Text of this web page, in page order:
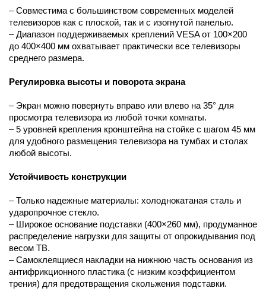
– Совместима с большинством современных моделей
телевизоров как с плоской, так и с изогнутой панелью.
– Диапазон поддерживаемых креплений VESA от 100×200
до 400×400 мм охватывает практически все телевизоры
среднего размера.
Регулировка высоты и поворота экрана
– Экран можно повернуть вправо или влево на 35° для
просмотра телевизора из любой точки комнаты.
– 5 уровней крепления кронштейна на стойке с шагом 45 мм
для удобного размещения телевизора на тумбах и столах
любой высоты.
Устойчивость конструкции
– Только надежные материалы: холоднокатаная сталь и
ударопрочное стекло.
– Широкое основание подставки (400×260 мм), продуманное
распределение нагрузки для защиты от опрокидывания под
весом ТВ.
– Самоклеящиеся накладки на нижнюю часть основания из
антифрикционного пластика (с низким коэффициентом
трения) для предотвращения скольжения подставки.